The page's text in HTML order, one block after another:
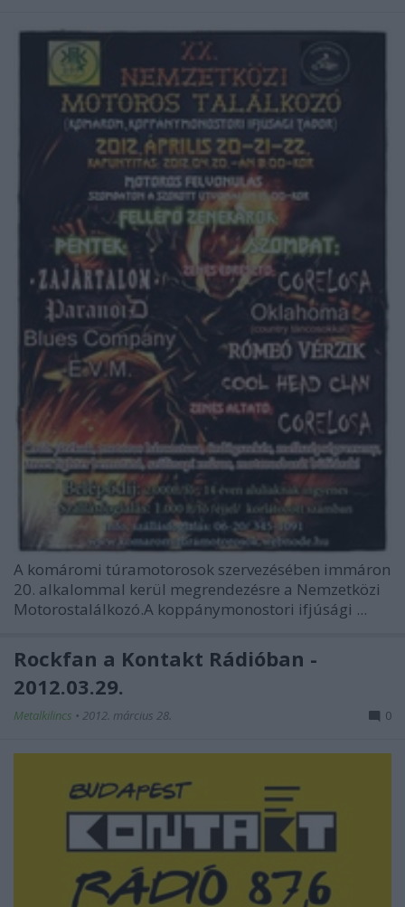
A komáromi túramotorosok szervezésében immáron
20. alkalommal kerül megrendezésre a Nemzetközi
Motorostalálkozó.A koppánymonostori ifjúsági ...
Rockfan a Kontakt Rádióban -
2012.03.29.
Metalkilincs • 2012. március 28. 0